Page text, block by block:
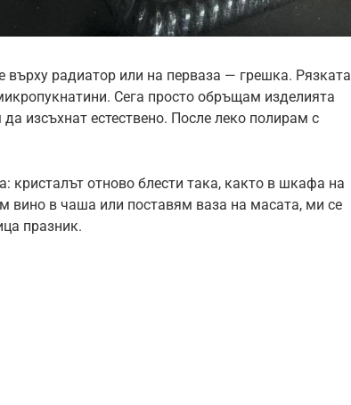
върху радиатор или на перваза — грешка. Рязката
Сега просто обръщам изделията
изсъхнат естествено. После леко полирам с
кристалът отново блести така, както в шкафа на
вино в чаша или поставям ваза на масата, ми се
празник.